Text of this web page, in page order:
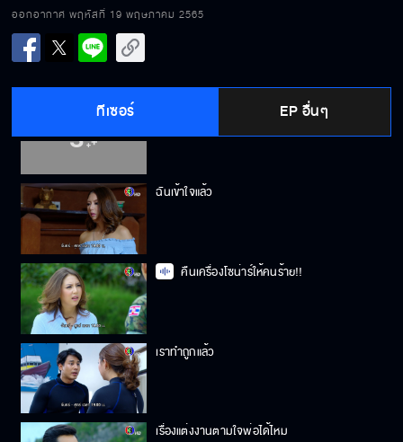
ออกอากาศ พฤหัสที่ 19 พฤษภาคม 2565
ทีเซอร์ EP อื่นๆ
ฉันเข้าใจแล้ว
คืนเครื่องโซน่าร์ให้คนร้าย!!
เราทำถูกแล้ว
เรื่องแต่งงานตามใจพ่อได้ไหม